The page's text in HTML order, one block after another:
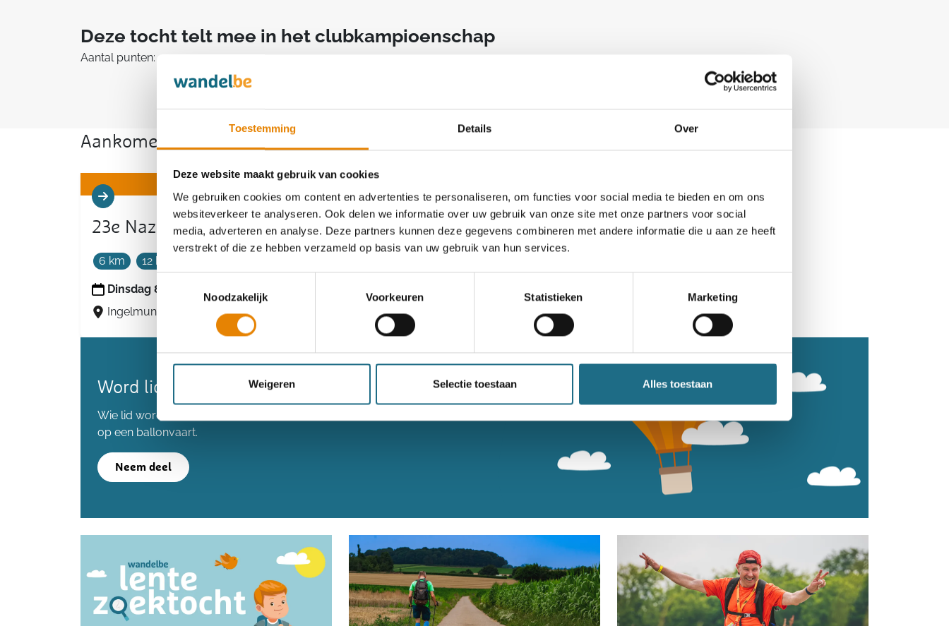
Toestemming Details Over
Deze website maakt gebruik van cookies
We gebruiken cookies om content en advertenties te personaliseren, om functies voor social media te bieden en om ons
websiteverkeer te analyseren. Ook delen we informatie over uw gebruik van onze site met onze partners voor social
media, adverteren en analyse. Deze partners kunnen deze gegevens combineren met andere informatie die u aan ze heeft
verstrekt of die ze hebben verzameld op basis van uw gebruik van hun services.
Noodzakelijk
Voorkeuren Statistieken Marketing
Weigeren Selectie toestaan Alles toestaan
Deze tocht telt mee in het clubkampioenschap
Aantal punten: 1
Aankomende wandeltochten van deze club
23e Nazomertocht
6 km 12 km
Dinsdag 8 september 2026
Ingelmunster, West-Vlaanderen
35e Brigandtrotterstocht
Ingelmunster, West-Vlaanderen
Word lid en maak kans op een ballonvaart
Wie lid wordt voordat we de 80.000 leden bereiken kan kans maken
op een ballonvaart.
Neem deel